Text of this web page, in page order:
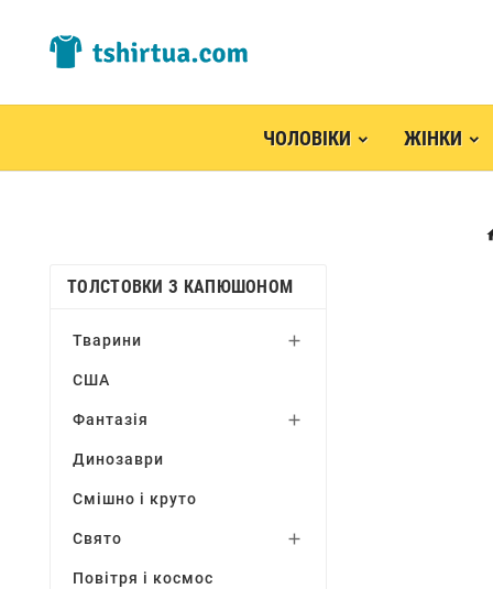
ЧОЛОВІКИ ЖІНКИ
ТОЛСТОВКИ З КАПЮШОНОМ
Тварини 
США
Фантазія 
Динозаври
Смішно і круто
Свято 
Повітря і космос